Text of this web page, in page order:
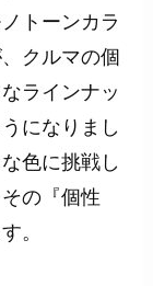
トーンカラ
クルマの個
ラインナッ
になりまし
色に挑戦し
の『個性
。